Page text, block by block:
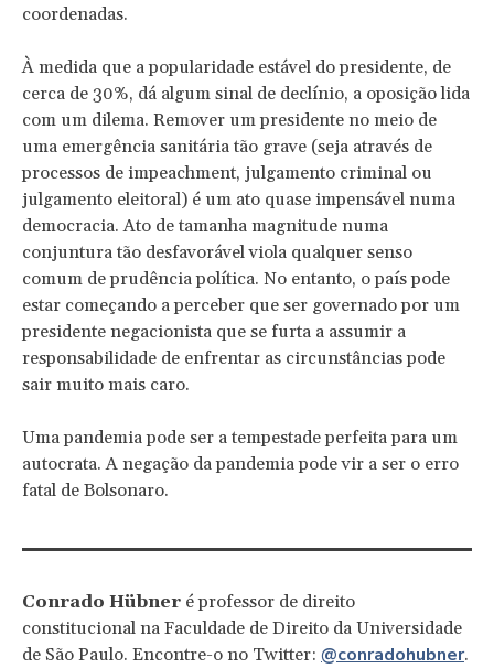
coordenadas.
À medida que a popularidade estável do presidente, de
cerca de 30%, dá algum sinal de declínio, a oposição lida
com um dilema. Remover um presidente no meio de
uma emergência sanitária tão grave (seja através de
processos de impeachment, julgamento criminal ou
julgamento eleitoral) é um ato quase impensável numa
democracia. Ato de tamanha magnitude numa
conjuntura tão desfavorável viola qualquer senso
comum de prudência política. No entanto, o país pode
estar começando a perceber que ser governado por um
presidente negacionista que se furta a assumir a
responsabilidade de enfrentar as circunstâncias pode
sair muito mais caro.
Uma pandemia pode ser a tempestade perfeita para um
autocrata. A negação da pandemia pode vir a ser o erro
fatal de Bolsonaro.
Conrado Hübner é professor de direito
constitucional na Faculdade de Direito da Universidade
de São Paulo. Encontre-o no Twitter: @conradohubner.